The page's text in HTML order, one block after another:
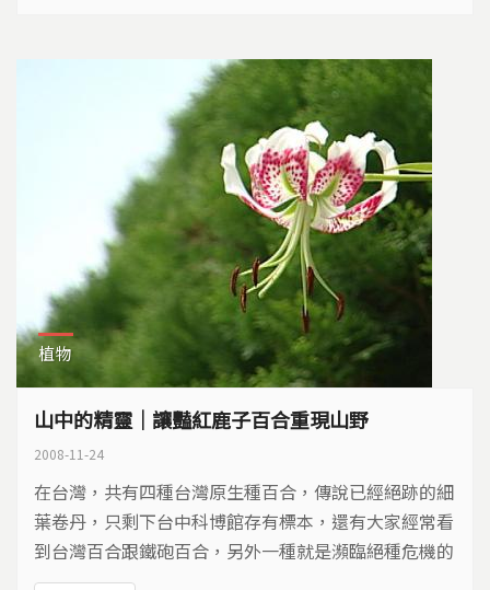
植物
山中的精靈｜讓豔紅鹿子百合重現山野
2008-11-24
在台灣，共有四種台灣原生種百合，傳說已經絕跡的細
葉卷丹，只剩下台中科博館存有標本，還有大家經常看
到台灣百合跟鐵砲百合，另外一種就是瀕臨絕種危機的
艷紅鹿子百合，現在，艷紅鹿子百合在一群有心人士的